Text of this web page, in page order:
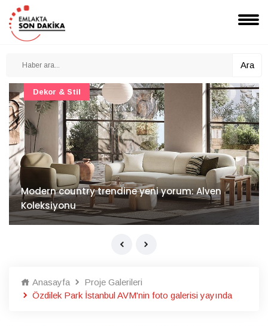
Ara
Modern country trendine yeni yorum: Alven
Koleksiyonu
Dekor & Stil
Anasayfa
Proje Galerileri
Özdilek Park İstanbul AVM'nin foto galerisi yayında